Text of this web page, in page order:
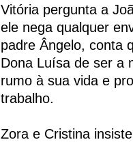
Vitória pergunta a
ele nega qualquer
padre Ângelo, conta
Dona Luísa de ser a
rumo à sua vida e
trabalho.
Zora e Cristina